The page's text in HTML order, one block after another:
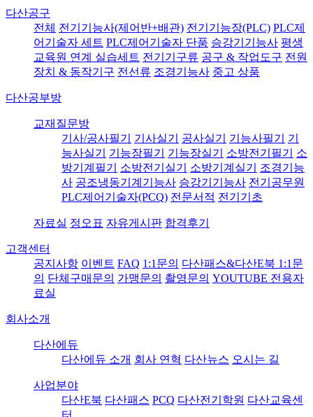
다산공구
전체 전기기능사(제어반+배관) 전기기능장(PLC) PLC제
어기술자 세트 PLC제어기술자 단품 승강기기능사 평생
교육원 연계 실습세트 전기기구류 공구 & 작업도구 전원
장치 & 동작기구 전선류 조경기능사 중고 상품
다산공부방
교재질문방
기사/공사필기
기사실기 공사실기 기능사필기
기
능사실기
기능장필기 기능장실기 소방전기필기
소
방기계필기
소방전기실기 소방기계실기
조경기능
사 공조냉동기계기능사 승강기기능사 전기공무원
PLC제어기술자(PCQ) 전문서적 전기기초
자료실 정오표 자유게시판 합격후기
고객센터
공지사항 이벤트 FAQ 1:1문의 다산패스&다산E북 1:1문
의 단체구매문의 가맹문의 촬영문의 YOUTUBE 전용자
료실
회사소개
다산에듀
다산에듀 소개 회사 연혁 다산뉴스 오시는 길
사업분야
다산E북 다산패스 PCQ 다산전기학원 다산교육센